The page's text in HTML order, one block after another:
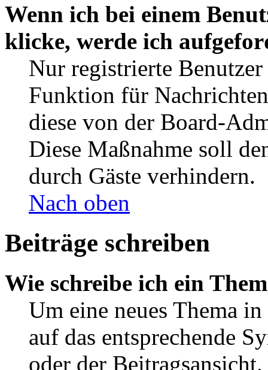
Wenn ich bei einem
klicke, werde ich
Nur registrierte
Funktion für
diese von der Board-
Diese Maßnahme soll
durch Gäste verhindern.
Nach oben
Beiträge schreiben
Wie schreibe ich ein
Um eine neues Thema
auf das entsprechende
oder der